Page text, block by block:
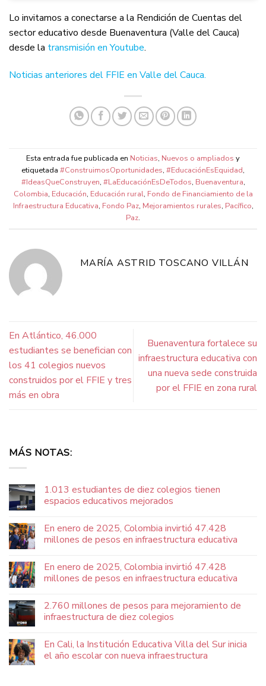
Lo invitamos a conectarse a la Rendición de Cuentas del
sector educativo desde Buenaventura (Valle del Cauca)
desde la transmisión en Youtube.
Noticias anteriores del FFIE en Valle del Cauca.
Esta entrada fue publicada en Noticias, Nuevos o ampliados y
etiquetada #ConstruimosOportunidades, #EducaciónEsEquidad,
#IdeasQueConstruyen, #LaEducaciónEsDeTodos, Buenaventura,
Colombia, Educación, Educación rural, Fondo de Financiamiento de la
Infraestructura Educativa, Fondo Paz, Mejoramientos rurales, Pacífico,
Paz.
MARÍA ASTRID TOSCANO VILLÁN
En Atlántico, 46.000
estudiantes se benefician con
los 41 colegios nuevos
construidos por el FFIE y tres
más en obra
Buenaventura fortalece su
infraestructura educativa con
una nueva sede construida
por el FFIE en zona rural
MÁS NOTAS:
1.013 estudiantes de diez colegios tienen
espacios educativos mejorados
En enero de 2025, Colombia invirtió 47.428
millones de pesos en infraestructura educativa
En enero de 2025, Colombia invirtió 47.428
millones de pesos en infraestructura educativa
2.760 millones de pesos para mejoramiento de
infraestructura de diez colegios
En Cali, la Institución Educativa Villa del Sur inicia
el año escolar con nueva infraestructura